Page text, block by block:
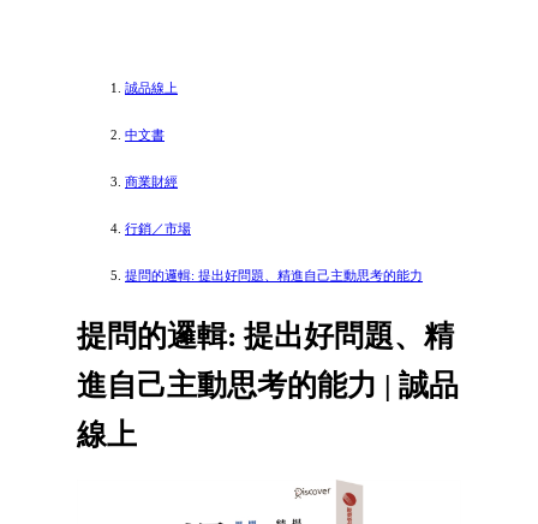
誠品線上
中文書
商業財經
行銷／市場
提問的邏輯: 提出好問題、精進自己主動思考的能力
提問的邏輯: 提出好問題、精
進自己主動思考的能力 | 誠品
線上